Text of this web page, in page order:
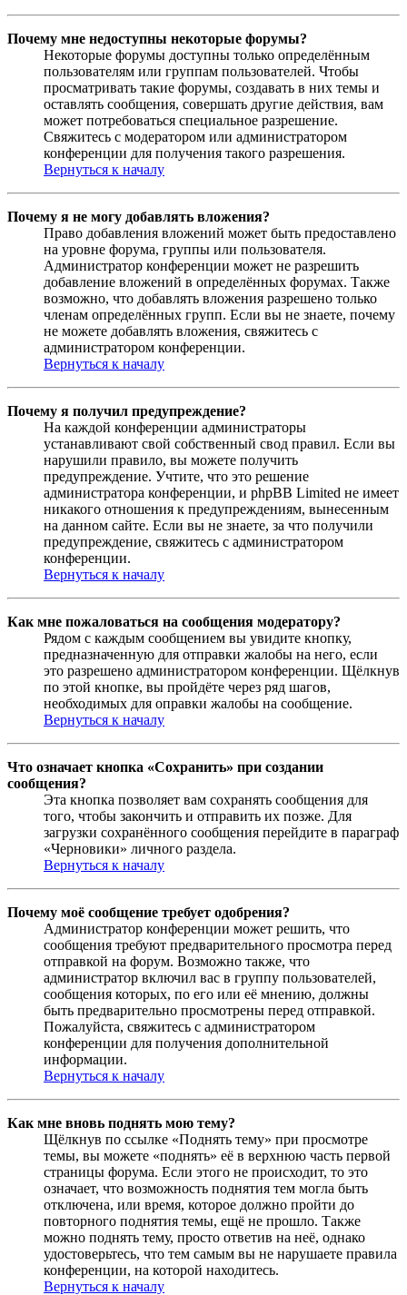
Почему мне недоступны некоторые форумы?
Некоторые форумы доступны только определённым
пользователям или группам пользователей. Чтобы
просматривать такие форумы, создавать в них темы и
оставлять сообщения, совершать другие действия, вам
может потребоваться специальное разрешение.
Свяжитесь с модератором или администратором
конференции для получения такого разрешения.
Вернуться к началу
Почему я не могу добавлять вложения?
Право добавления вложений может быть предоставлено
на уровне форума, группы или пользователя.
Администратор конференции может не разрешить
добавление вложений в определённых форумах. Также
возможно, что добавлять вложения разрешено только
членам определённых групп. Если вы не знаете, почему
не можете добавлять вложения, свяжитесь с
администратором конференции.
Вернуться к началу
Почему я получил предупреждение?
На каждой конференции администраторы
устанавливают свой собственный свод правил. Если вы
нарушили правило, вы можете получить
предупреждение. Учтите, что это решение
администратора конференции, и phpBB Limited не имеет
никакого отношения к предупреждениям, вынесенным
на данном сайте. Если вы не знаете, за что получили
предупреждение, свяжитесь с администратором
конференции.
Вернуться к началу
Как мне пожаловаться на сообщения модератору?
Рядом с каждым сообщением вы увидите кнопку,
предназначенную для отправки жалобы на него, если
это разрешено администратором конференции. Щёлкнув
по этой кнопке, вы пройдёте через ряд шагов,
необходимых для оправки жалобы на сообщение.
Вернуться к началу
Что означает кнопка «Сохранить» при создании
сообщения?
Эта кнопка позволяет вам сохранять сообщения для
того, чтобы закончить и отправить их позже. Для
загрузки сохранённого сообщения перейдите в параграф
«Черновики» личного раздела.
Вернуться к началу
Почему моё сообщение требует одобрения?
Администратор конференции может решить, что
сообщения требуют предварительного просмотра перед
отправкой на форум. Возможно также, что
администратор включил вас в группу пользователей,
сообщения которых, по его или её мнению, должны
быть предварительно просмотрены перед отправкой.
Пожалуйста, свяжитесь с администратором
конференции для получения дополнительной
информации.
Вернуться к началу
Как мне вновь поднять мою тему?
Щёлкнув по ссылке «Поднять тему» при просмотре
темы, вы можете «поднять» её в верхнюю часть первой
страницы форума. Если этого не происходит, то это
означает, что возможность поднятия тем могла быть
отключена, или время, которое должно пройти до
повторного поднятия темы, ещё не прошло. Также
можно поднять тему, просто ответив на неё, однако
удостоверьтесь, что тем самым вы не нарушаете правила
конференции, на которой находитесь.
Вернуться к началу